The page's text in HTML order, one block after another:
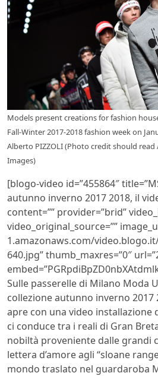
Models present creations for fashion
Fall-Winter 2017-2018 fashion week on
Alberto PIZZOLI (Photo credit should read
Images)
[blogo-video id=”455864″
autunno inverno 2017 2018, il
content=”” provider=”brid”
video_original_source=””
1.amazonaws.com/
640.jpg” thumb_maxres=”0″
Sulle passerelle di Milano Moda
collezione autunno inverno 2017
apre con una video installazione
ci conduce tra i reali di Gran
nobiltà proveniente dalle grandi
lettera d’amore agli “sloane
mondo traslato nel guardaroba